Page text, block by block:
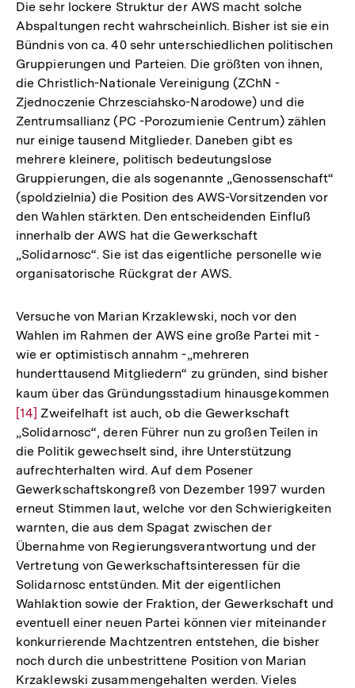
Die sehr lockere Struktur der AWS macht solche
Abspaltungen recht wahrscheinlich. Bisher ist sie ein
Bündnis von ca. 40 sehr unterschiedlichen politischen
Gruppierungen und Parteien. Die größten von ihnen,
die Christlich-Nationale Vereinigung (ZChN -
Zjednoczenie Chrzesciahsko-Narodowe) und die
Zentrumsallianz (PC -Porozumienie Centrum) zählen
nur einige tausend Mitglieder. Daneben gibt es
mehrere kleinere, politisch bedeutungslose
Gruppierungen, die als sogenannte „Genossenschaft“
(spoldzielnia) die Position des AWS-Vorsitzenden vor
den Wahlen stärkten. Den entscheidenden Einfluß
innerhalb der AWS hat die Gewerkschaft
„Solidarnosc“. Sie ist das eigentliche personelle wie
organisatorische Rückgrat der AWS.
Versuche von Marian Krzaklewski, noch vor den
Wahlen im Rahmen der AWS eine große Partei mit -
wie er optimistisch annahm -„mehreren
hunderttausend Mitgliedern“ zu gründen, sind bisher
kaum über das Gründungsstadium hinausgekommen
[14] Zweifelhaft ist auch, ob die Gewerkschaft
„Solidarnosc“, deren Führer nun zu großen Teilen in
die Politik gewechselt sind, ihre Unterstützung
aufrechterhalten wird. Auf dem Posener
Gewerkschaftskongreß von Dezember 1997 wurden
erneut Stimmen laut, welche vor den Schwierigkeiten
warnten, die aus dem Spagat zwischen der
Übernahme von Regierungsverantwortung und der
Vertretung von Gewerkschaftsinteressen für die
Solidarnosc entstünden. Mit der eigentlichen
Wahlaktion sowie der Fraktion, der Gewerkschaft und
eventuell einer neuen Partei können vier miteinander
konkurrierende Machtzentren entstehen, die bisher
noch durch die unbestrittene Position von Marian
Krzaklewski zusammengehalten werden. Vieles